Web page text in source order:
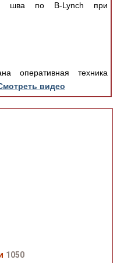
шва по B-Lynch при
оперативная техника
видео
1050